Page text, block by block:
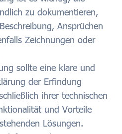
zu dokumentieren,
Ansprüchen
Zeichnungen oder
sollte eine klare und
der Erfindung
ihrer technischen
und Vorteile
Lösungen.